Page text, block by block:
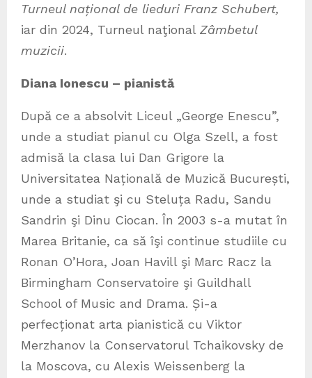
Turneul național de lieduri Franz Schubert,
iar din 2024, Turneul naţional Zâmbetul
muzicii.
Diana Ionescu – pianistă
După ce a absolvit Liceul „George Enescu”,
unde a studiat pianul cu Olga Szell, a fost
admisă la clasa lui Dan Grigore la
Universitatea Națională de Muzică București,
unde a studiat şi cu Steluța Radu, Sandu
Sandrin şi Dinu Ciocan. În 2003 s-a mutat în
Marea Britanie, ca să îşi continue studiile cu
Ronan O’Hora, Joan Havill şi Marc Racz la
Birmingham Conservatoire şi Guildhall
School of Music and Drama. Și-a
perfecționat arta pianistică cu Viktor
Merzhanov la Conservatorul Tchaikovsky de
la Moscova, cu Alexis Weissenberg la